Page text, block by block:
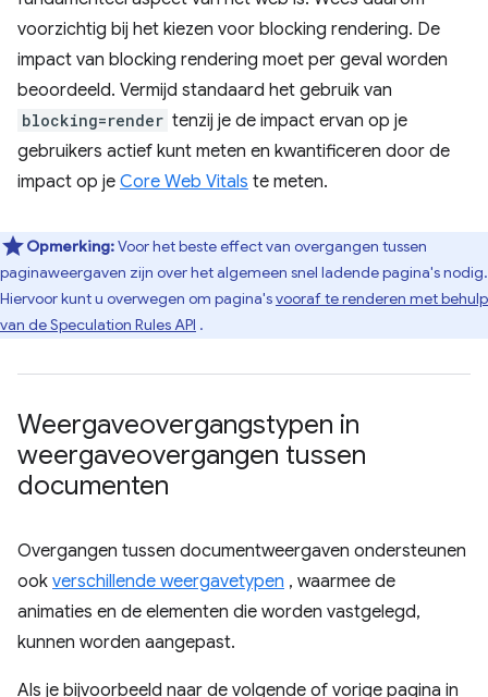
voorzichtig bij het kiezen voor blocking rendering. De
impact van blocking rendering moet per geval worden
beoordeeld. Vermijd standaard het gebruik van
blocking=render tenzij je de impact ervan op je
gebruikers actief kunt meten en kwantificeren door de
impact op je Core Web Vitals te meten.
Opmerking:Voor het beste effect van overgangen tussen
paginaweergaven zijn over het algemeen snel ladende pagina's nodig.
Hiervoor kunt u overwegen om pagina'svooraf te renderen met behulp
van de Speculation Rules API .
Weergaveovergangstypen in
weergaveovergangen tussen
documenten
Overgangen tussen documentweergaven ondersteunen
ook verschillende weergavetypen , waarmee de
animaties en de elementen die worden vastgelegd,
kunnen worden aangepast.
Als je bijvoorbeeld naar de volgende of vorige pagina in